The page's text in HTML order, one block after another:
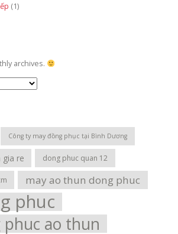
(1)
archives.
Công ty may đồng phục tại Bình Dương
gia re dong phuc quan 12
may ao thun dong phuc
phuc
phuc ao thun